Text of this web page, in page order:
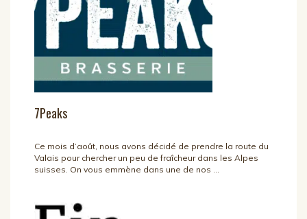
7Peaks
Ce mois d’août, nous avons décidé de prendre la route du
Valais pour chercher un peu de fraîcheur dans les Alpes
suisses. On vous emmène dans une de nos ...